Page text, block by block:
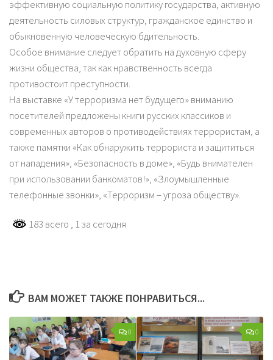
эффективную социальную политику государства, активную
деятельность силовых структур, гражданское единство и
обыкновенную человеческую бдительность.
Особое внимание следует обратить на духовную сферу
жизни общества, так как нравственность всегда
противостоит преступности.
На выставке «У терроризма нет будущего» вниманию
посетителей предложены книги русских классиков и
современных авторов о противодействиях террористам, а
также памятки «Как обнаружить террориста и защититься
от нападения», «Безопасность в доме», «Будь внимателен
при использовании банкоматов!», «Злоумышленные
телефонные звонки», «Терроризм – угроза обществу».
183 всего , 1 за сегодня
ВАМ МОЖЕТ ТАКЖЕ ПОНРАВИТЬСЯ...
0 0